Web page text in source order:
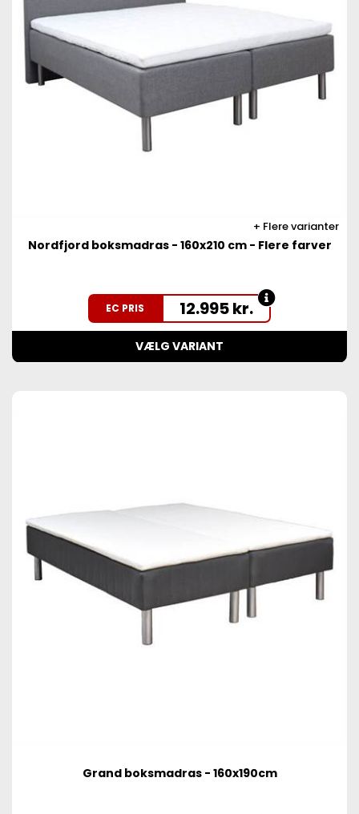
Flere varianter
Nordfjord boksmadras - 160x210 cm - Flere farver
EC PRIS 12.995kr.
VÆLG VARIANT
Grand boksmadras - 160x190cm